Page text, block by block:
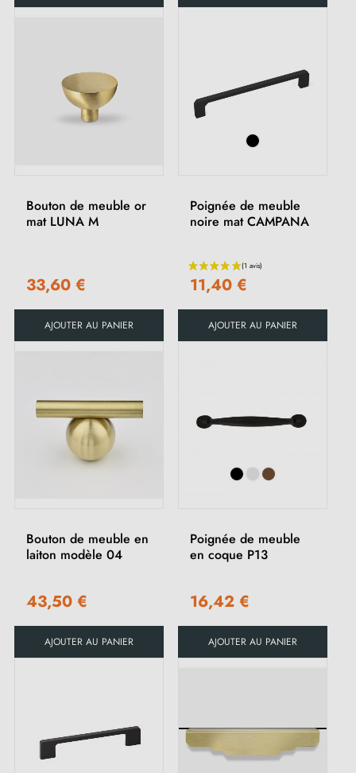
(3 avis)
Bouton de meuble or
mat LUNA M
33,60 €
AJOUTER AU PANIER
Poignée de meuble
noire mat CAMPANA
11,40 €
AJOUTER AU PANIER
Bouton de meuble en
laiton modèle 04
43,50 €
AJOUTER AU PANIER
Poignée de meuble
en coque P13
16,42 €
AJOUTER AU PANIER